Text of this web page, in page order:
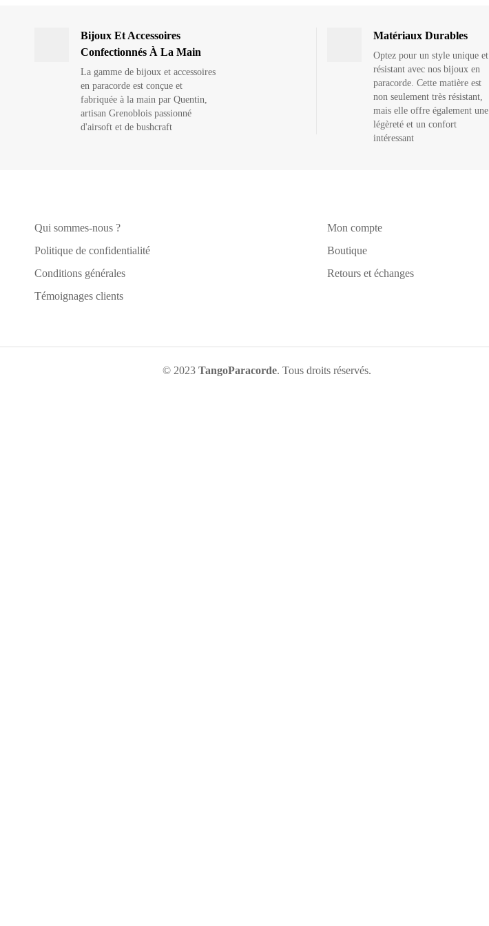
Bijoux Et Accessoires
Confectionnés À La Main
La gamme de bijoux et accessoires
en paracorde est conçue et
fabriquée à la main par Quentin,
artisan Grenoblois passionné
d'airsoft et de bushcraft
Matériaux Durables
Optez pour un style unique et
résistant avec nos bijoux en
paracorde. Cette matière est
non seulement très résistant,
mais elle offre également une
légèreté et un confort
intéressant
Qui sommes-nous ?
Politique de confidentialité
Conditions générales
Témoignages clients
Mon compte
Boutique
Retours et échanges
© 2023 TangoParacorde. Tous droits réservés.